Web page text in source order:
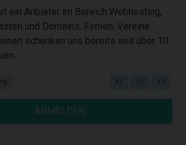
ein Anbieter im Bereich Webhosting,
und Domains. Firmen, Vereine
schenken uns bereits seit über 10
AT CH +2
ANMELDEN